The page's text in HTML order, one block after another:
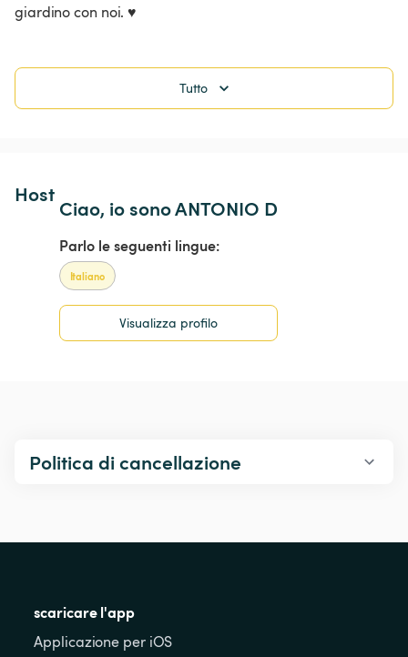
giardino con noi. ♥️
Tutto
Host
Ciao, io sono ANTONIO D
Parlo le seguenti lingue:
Italiano
Visualizza profilo
Politica di cancellazione
scaricare l'app
Applicazione per iOS